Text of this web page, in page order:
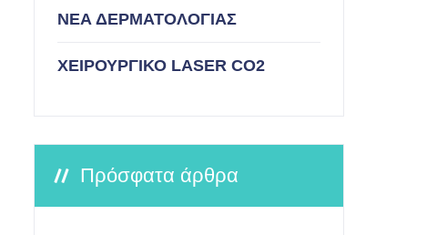
ΝΕΑ ΔΕΡΜΑΤΟΛΟΓΙΑΣ
ΧΕΙΡΟΥΡΓΙΚΟ LASER CO2
Πρόσφατα άρθρα